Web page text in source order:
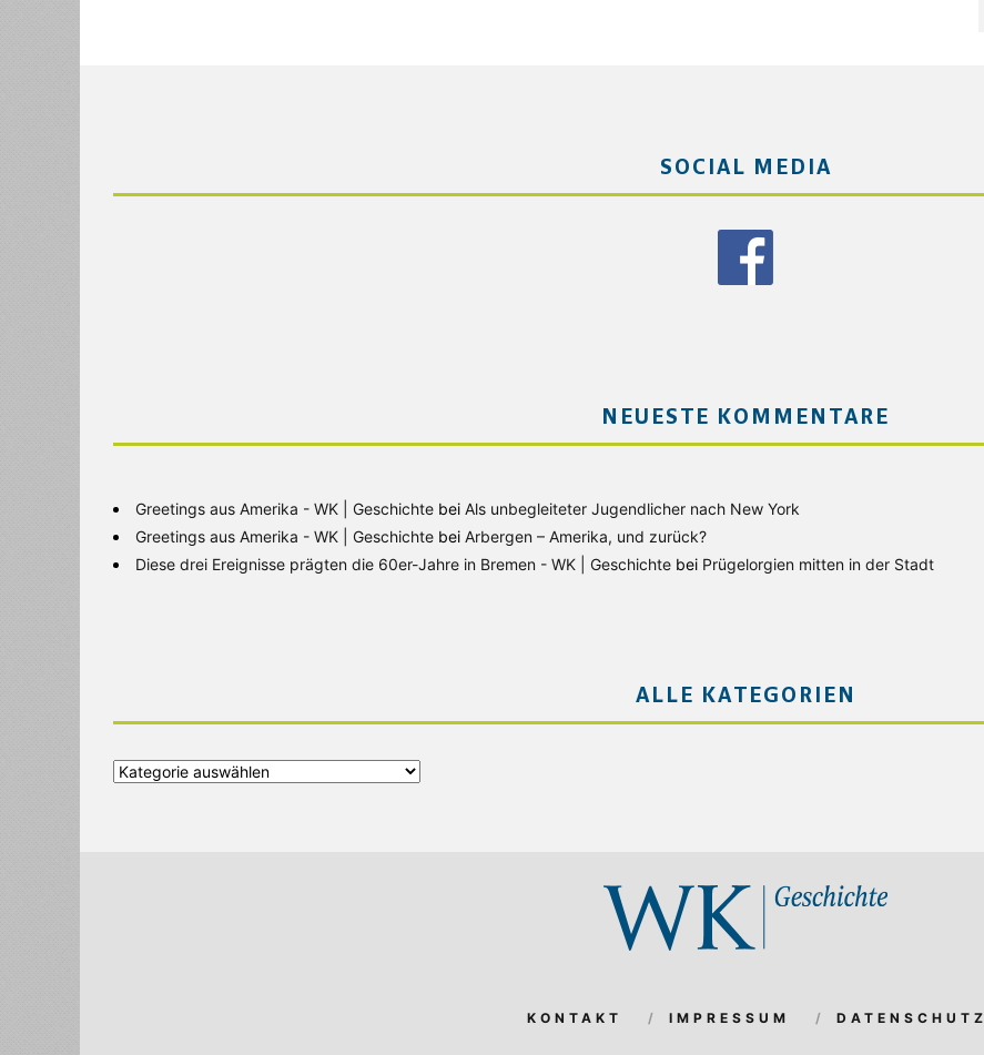
SOCIAL MEDIA
NEUESTE KOMMENTARE
Greetings aus Amerika - WK | Geschichte bei Als unbegleiteter Jugendlicher nach New York
Greetings aus Amerika - WK | Geschichte bei Arbergen – Amerika, und zurück?
Diese drei Ereignisse prägten die 60er-Jahre in Bremen - WK | Geschichte bei Prügelorgien mitten in der Stadt
ALLE KATEGORIEN
Alle
KONTAKT IMPRESSUM DATENSCHUTZ